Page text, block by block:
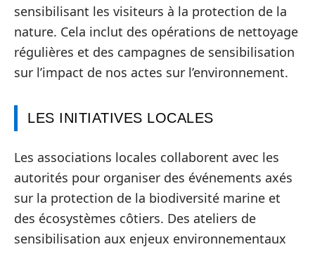
sensibilisant les visiteurs à la protection de la
nature. Cela inclut des opérations de nettoyage
régulières et des campagnes de sensibilisation
sur l’impact de nos actes sur l’environnement.
LES INITIATIVES LOCALES
Les associations locales collaborent avec les
autorités pour organiser des événements axés
sur la protection de la biodiversité marine et
des écosystèmes côtiers. Des ateliers de
sensibilisation aux enjeux environnementaux